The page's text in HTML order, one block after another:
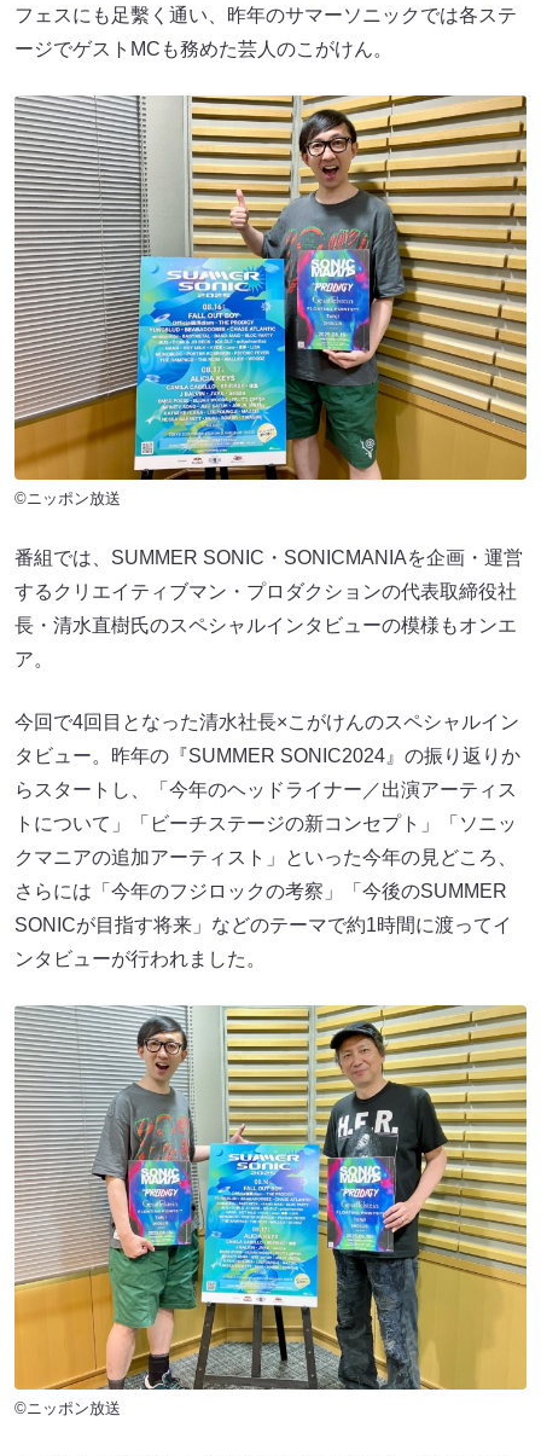
フェスにも足繫く通い、昨年のサマーソニックでは各ステ
ージでゲストMCも務めた芸人のこがけん。
©ニッポン放送
番組では、SUMMER SONIC・SONICMANIAを企画・運営
するクリエイティブマン・プロダクションの代表取締役社
長・清水直樹氏のスペシャルインタビューの模様もオンエ
ア。
今回で4回目となった清水社長×こがけんのスペシャルイン
タビュー。昨年の『SUMMER SONIC2024』の振り返りか
らスタートし、「今年のヘッドライナー／出演アーティス
トについて」「ビーチステージの新コンセプト」「ソニッ
クマニアの追加アーティスト」といった今年の見どころ、
さらには「今年のフジロックの考察」「今後のSUMMER
SONICが目指す将来」などのテーマで約1時間に渡ってイ
ンタビューが行われました。
©ニッポン放送